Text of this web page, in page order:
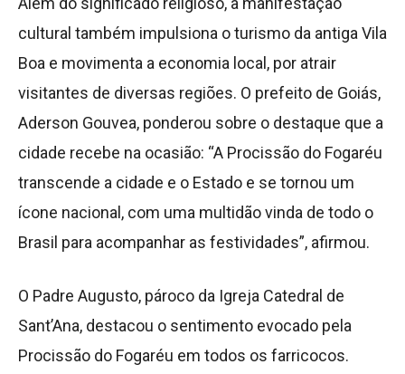
cultural também impulsiona o turismo da antiga Vila
Boa e movimenta a economia local, por atrair
visitantes de diversas regiões. O prefeito de Goiás,
Aderson Gouvea, ponderou sobre o destaque que a
cidade recebe na ocasião: “A Procissão do Fogaréu
transcende a cidade e o Estado e se tornou um
ícone nacional, com uma multidão vinda de todo o
Brasil para acompanhar as festividades”, afirmou.
O Padre Augusto, pároco da Igreja Catedral de
Sant’Ana, destacou o sentimento evocado pela
Procissão do Fogaréu em todos os farricocos.